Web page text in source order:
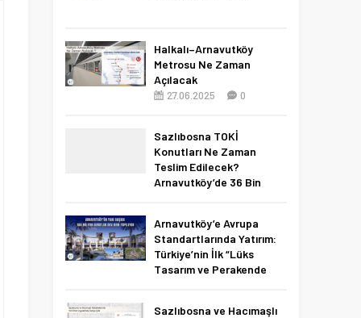
Halkalı–Arnavutköy
Metrosu Ne Zaman
Açılacak
27.06.2025 0
Sazlıbosna TOKİ
Konutları Ne Zaman
Teslim Edilecek?
Arnavutköy’de 36 Bin
11.04.2026 0
Arnavutköy’e Avrupa
Standartlarında Yatırım:
Türkiye’nin İlk “Lüks
Tasarım ve Perakende
Sazlıbosna ve Hacımaşlı